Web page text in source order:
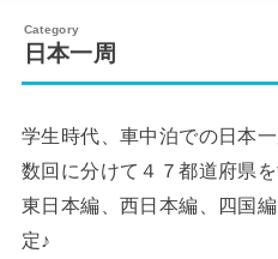
日本一周
学生時代、車中泊での日本一
数回に分けて４７都道府県を
東日本編、西日本編、四国
定♪